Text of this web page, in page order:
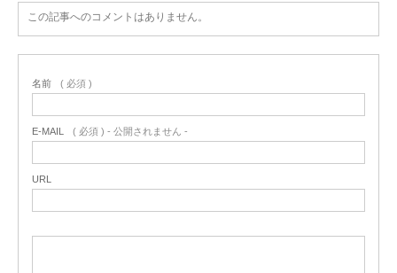
この記事へのコメントはありません。
名前 ( 必須 )
E-MAIL ( 必須 ) - 公開されません -
URL